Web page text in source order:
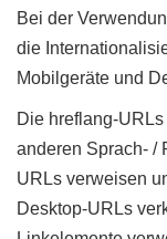
Bei der
die
Mobilgeräte und
Die hreflang-
anderen Sprach- /
URLs verweisen
Desktop-URLs